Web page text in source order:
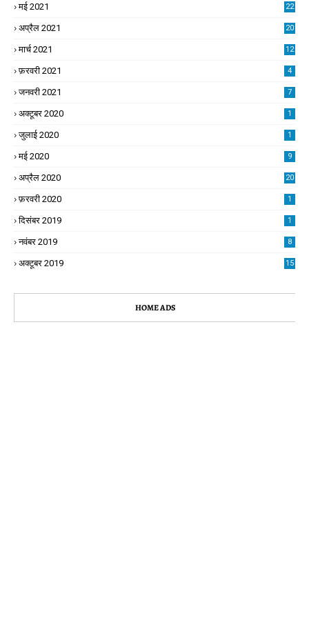
मई 2021 22
अप्रैल 2021 20
मार्च 2021 12
फ़रवरी 2021 4
जनवरी 2021 7
अक्टूबर 2020 1
जुलाई 2020 1
मई 2020 9
अप्रैल 2020 20
फ़रवरी 2020 1
दिसंबर 2019 1
नवंबर 2019 8
अक्टूबर 2019 15
HOME ADS